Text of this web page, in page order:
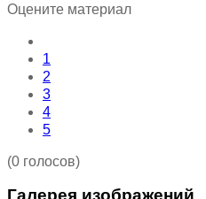
Оцените материал
1
2
3
4
5
(0 голосов)
Галерея изображений